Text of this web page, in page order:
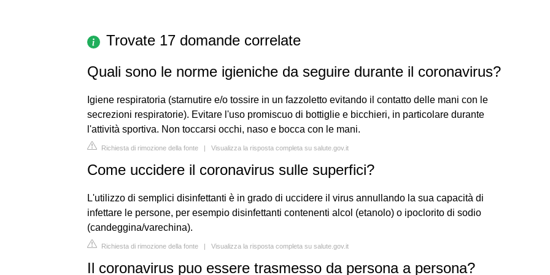
Trovate 17 domande correlate
Quali sono le norme igieniche da seguire durante il coronavirus?
Igiene respiratoria (starnutire e/o tossire in un fazzoletto evitando il contatto delle mani con le
secrezioni respiratorie). Evitare l'uso promiscuo di bottiglie e bicchieri, in particolare durante
l'attività sportiva. Non toccarsi occhi, naso e bocca con le mani.
Richiesta di rimozione della fonte | Visualizza la risposta completa su salute.gov.it
Come uccidere il coronavirus sulle superfici?
L'utilizzo di semplici disinfettanti è in grado di uccidere il virus annullando la sua capacità di
infettare le persone, per esempio disinfettanti contenenti alcol (etanolo) o ipoclorito di sodio
(candeggina/varechina).
Richiesta di rimozione della fonte | Visualizza la risposta completa su salute.gov.it
Il coronavirus puo essere trasmesso da persona a persona?